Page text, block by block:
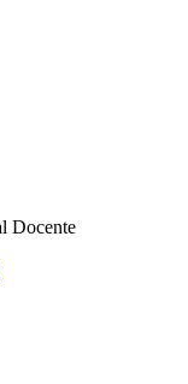
Docente